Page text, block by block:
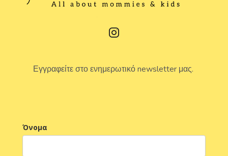
Εγγραφείτε στο ενημερωτικό newsletter μας.
Όνομα